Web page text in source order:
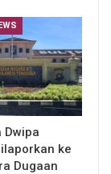
Dwipa
ke
Dugaan